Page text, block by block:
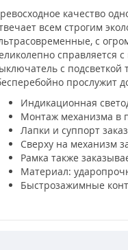
качество
всем строгим
с
справляется
с подсветкой
прослужит
Индикационная
Монтаж механизма в
Лапки и суппорт
Сверху на механизм
Рамка также
Материал:
Быстрозажимные